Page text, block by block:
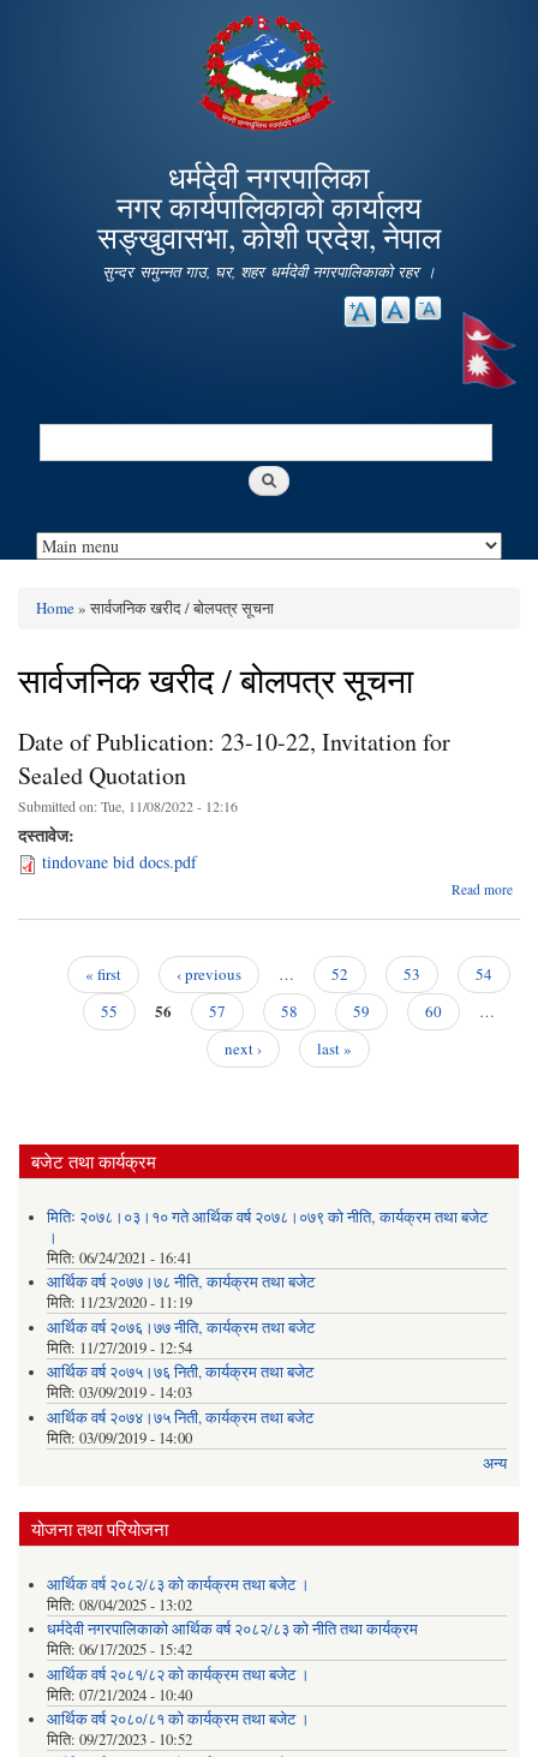
main
content
धर्मदेवी नगरपालिका
नगर कार्यपालिकाको कार्यालय
सङ्खुवासभा, कोशी प्रदेश, नेपाल
सुन्दर समुन्नत गाउ, घर, शहर धर्मदेवी नगरपालिकाको रहर ।
Search
Home» सार्वजनिक खरीद / बोलपत्र सूचना
सार्वजनिक खरीद / बोलपत्र सूचना
Date of Publication: 23-10-22, Invitation for
Sealed Quotation
Submitted on:Tue, 11/08/2022 - 12:16
दस्तावेज:
tindovane bid docs.pdf
Read more
« first ‹ previous … 52 53
54
55
56 57 58 59 60
…
next ›
last »
बजेट तथा कार्यक्रम
मितिः २०७८।०३।१० गते आर्थिक वर्ष २०७८।०७९ को नीति‚ कार्यक्रम तथा बजेट
।
मिति: 06/24/2021 - 16:41
आर्थिक वर्ष २०७७।७८ नीति‚ कार्यक्रम तथा बजेट
मिति: 11/23/2020 - 11:19
आर्थिक वर्ष २०७६।७७ नीति‚ कार्यक्रम तथा बजेट
मिति: 11/27/2019 - 12:54
आर्थिक वर्ष २०७५।७६ निती, कार्यक्रम तथा बजेट
मिति: 03/09/2019 - 14:03
आर्थिक वर्ष २०७४।७५ निती, कार्यक्रम तथा बजेट
मिति: 03/09/2019 - 14:00
अन्य
योजना तथा परियोजना
आर्थिक वर्ष २०८२/८३ को कार्यक्रम तथा बजेट ।
मिति: 08/04/2025 - 13:02
धर्मदेवी नगरपालिकाको आर्थिक वर्ष २०८२/८३ को नीति तथा कार्यक्रम
मिति: 06/17/2025 - 15:42
आर्थिक वर्ष २०८१/८२ को कार्यक्रम तथा बजेट ।
मिति: 07/21/2024 - 10:40
आर्थिक वर्ष २०८०/८१ को कार्यक्रम तथा बजेट ।
मिति: 09/27/2023 - 10:52